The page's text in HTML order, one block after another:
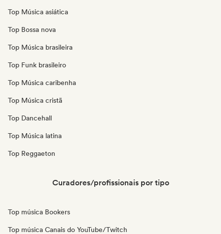
Top Música asiática
Top Bossa nova
Top Música brasileira
Top Funk brasileiro
Top Música caribenha
Top Música cristã
Top Dancehall
Top Música latina
Top Reggaeton
Curadores/profissionais por tipo
Top música Bookers
Top música Canais do YouTube/Twitch